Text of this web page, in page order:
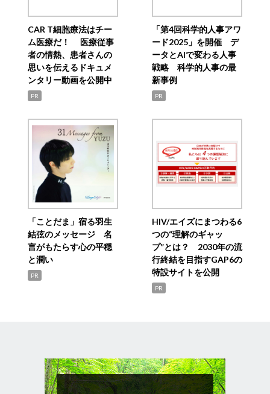
CAR T細胞療法はチー
ム医療だ！ 医療従事
者の情熱、患者さんの
思いを伝えるドキュメ
ンタリー動画を公開中
PR
「第4回科学的人事アワ
ード2025」を開催 デ
ータとAIで変わる人事
戦略 科学的人事の最
新事例
PR
「ことだま」宿る羽生
結弦のメッセージ 名
言がもたらす心の平穏
と潤い
PR
HIV/エイズにまつわる6
つの“理解のギャッ
プ”とは？ 2030年の流
行終結を目指すGAP6の
特設サイトを公開
PR